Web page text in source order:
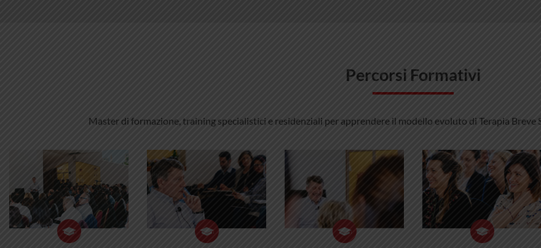
Percorsi Formativi
Master di formazione, training specialistici e residenziali per apprendere il modello evoluto di Terapia Breve